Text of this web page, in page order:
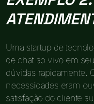
Uma startup de
de chat ao vivo em
dúvidas rapidamente.
necessidades eram
satisfação do cliente